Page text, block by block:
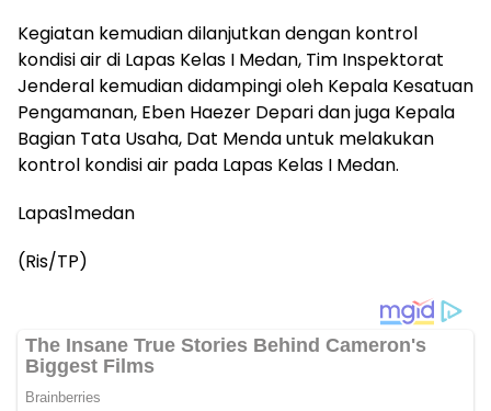
Kegiatan kemudian dilanjutkan dengan kontrol
kondisi air di Lapas Kelas I Medan, Tim Inspektorat
Jenderal kemudian didampingi oleh Kepala Kesatuan
Pengamanan, Eben Haezer Depari dan juga Kepala
Bagian Tata Usaha, Dat Menda untuk melakukan
kontrol kondisi air pada Lapas Kelas I Medan.
Lapas1medan
(Ris/TP)